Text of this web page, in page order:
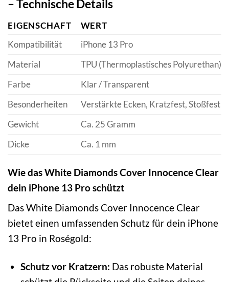
– Technische Details
EIGENSCHAFT
WERT
Kompatibilität
iPhone 13 Pro
Material
TPU (Thermoplastisches Polyurethan)
Farbe
Klar / Transparent
Besonderheiten
Verstärkte Ecken, Kratzfest, Stoßfest
Gewicht
Ca. 25 Gramm
Dicke
Ca. 1 mm
Wie das White Diamonds Cover Innocence Clear
dein iPhone 13 Pro schützt
Das White Diamonds Cover Innocence Clear
bietet einen umfassenden Schutz für dein iPhone
13 Pro in Roségold:
Schutz vor Kratzern: Das robuste Material